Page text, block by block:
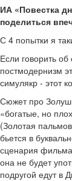
ИА «Повестка
поделиться
С 4 попытки я
Если говорить
постмодернизм
симулякр - этот
Сюжет про
«богатые, но
(Золотая
бьется в
сценария
она не будет
подругой едут в